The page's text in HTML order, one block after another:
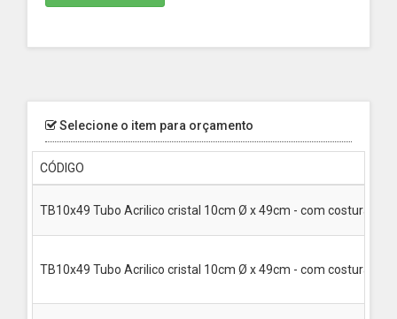
Selecione o item para orçamento
CÓDIGO
TB10x49 Tubo Acrilico cristal 10cm Ø x 49cm - com costura,
TB10x49 Tubo Acrilico cristal 10cm Ø x 49cm - com costura,